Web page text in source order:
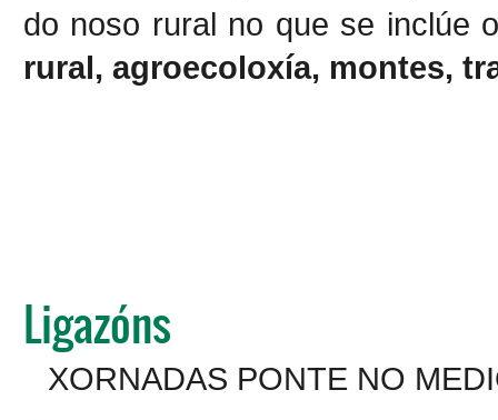
do noso rural no que se inclúe
rural, agroecoloxía, montes,
Ligazóns
XORNADAS PONTE NO